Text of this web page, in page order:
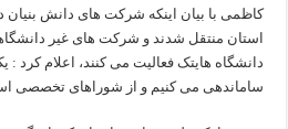
کاظمی با بیان اینکه شرکت های دانش بنیان
استان منتقل شدند و شرکت های غیر
دانشگاه هایتک فعالیت می کنند، اعلام کرد :
ساماندهی می کنیم و از شوراهای تخصصی